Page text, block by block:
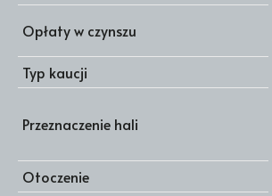
Opłaty w czynszu
Typ kaucji
Przeznaczenie hali
Otoczenie